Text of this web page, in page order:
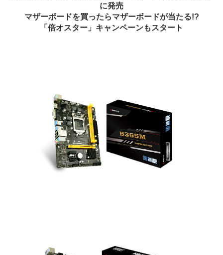
に発売
マザーボードを買ったらマザーボードが当たる!?
「倍オスター」キャンペーンもスタート